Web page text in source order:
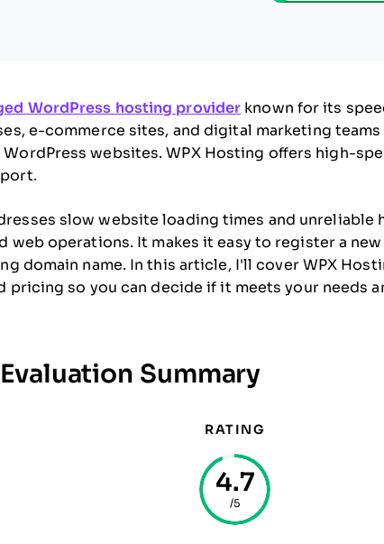
WordPress hosting provider known for its
e-commerce sites, and digital marketing teams
websites. WPX Hosting offers high-
slow website loading times and unreliable
web operations. It makes it easy to register a
domain name. In this article, I'll cover WPX
pricing so you can decide if it meets your needs
Summary
RATING
4.7
/5